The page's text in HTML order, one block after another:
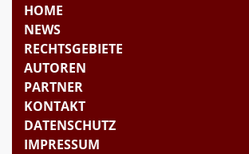
HOME
NEWS
RECHTSGEBIETE
AUTOREN
PARTNER
KONTAKT
DATENSCHUTZ
IMPRESSUM